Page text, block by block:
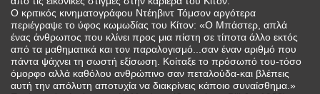
Ο κριτικός κινηματογράφου Ντέηβιντ Τόμσον αργότερα
περιέγραψε το ύφος κωμωδίας του Κίτον: «Ο Μπάστερ, απλά
ένας άνθρωπος που κλίνει προς μια πίστη σε τίποτα άλλο εκτός
από τα μαθηματικά και τον παραλογισμό...σαν έναν αριθμό που
πάντα ψάχνει τη σωστή εξίσωση. Κοίταξε το πρόσωπό του-τόσο
όμορφο αλλά καθόλου ανθρώπινο σαν πεταλούδα-και βλέπεις
αυτή την απόλυτη αποτυχία να διακρίνεις κάποιο συναίσθημα.»